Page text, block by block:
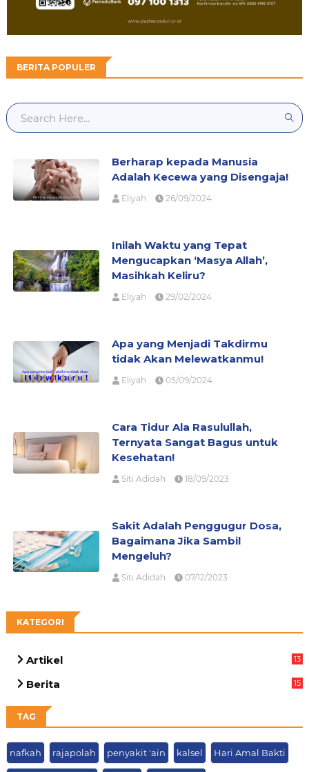
BERITA POPULER
Berharap kepada Manusia
Adalah Kecewa yang Disengaja!
Eliyah 26/09/2024
Inilah Waktu yang Tepat
Mengucapkan ‘Masya Allah’,
Masihkah Keliru?
Eliyah 29/02/2024
Apa yang Menjadi Takdirmu
tidak Akan Melewatkanmu!
Eliyah 05/09/2024
Cara Tidur Ala Rasulullah,
Ternyata Sangat Bagus untuk
Kesehatan!
Siti Adidah 18/09/2023
Sakit Adalah Penggugur Dosa,
Bagaimana Jika Sambil
Mengeluh?
Siti Adidah 07/12/2023
KATEGORI
Artikel
13
Berita
15
TAG
nafkah rajapolah penyakit 'ain kalsel Hari Amal Bakti